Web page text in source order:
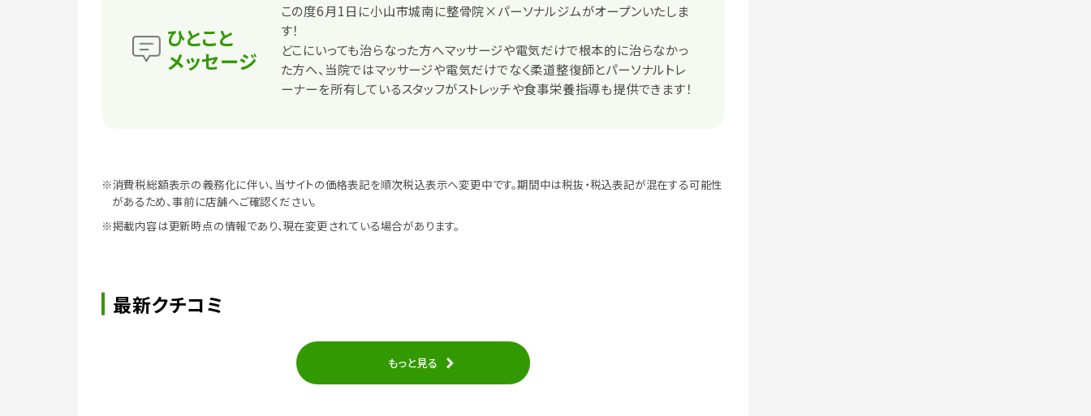
ひとこと
メッセージ
この度6月1日に小山市城南に整骨院×パーソナルジムがオープンいたしま
す！
どこにいっても治らなった方へマッサージや電気だけで根本的に治らなかっ
た方へ、当院ではマッサージや電気だけでなく柔道整復師とパーソナルトレ
ーナーを所有しているスタッフがストレッチや食事栄養指導も提供できます！
※消費税総額表示の義務化に伴い、当サイトの価格表記を順次税込表示へ変更中です。期間中は税抜・税込表記が混在する可能性
があるため、事前に店舗へご確認ください。
※掲載内容は更新時点の情報であり、現在変更されている場合があります。
最新クチコミ
もっと見る